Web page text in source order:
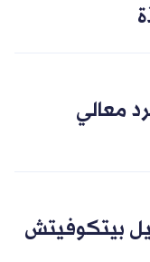
معالي
بيتكوفيتش